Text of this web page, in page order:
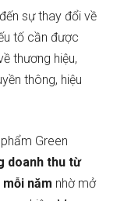
sự thay đổi về
tố cần được
thương hiệu,
thông, hiệu
Green
doanh thu từ
năm nhờ mở